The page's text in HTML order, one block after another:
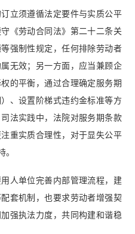
立须遵循法定要件与实质公平
《劳动合同法》第二十二条关
强制性规定，任何排除劳动者
无效；另一方面，应当兼顾企
的平衡，通过合理确定服务期
、设置阶梯式违约金标准等方
法实践中，法院对服务期条款
重实质合理性，对于显失公平
。
人单位完善内部管理流程，建
套机制，也要求劳动者增强契
强执法力度，共同构建和谐稳